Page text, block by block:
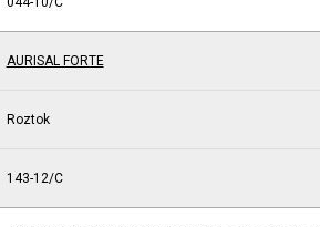
AURISAL FORTE
Roztok
143-12/C